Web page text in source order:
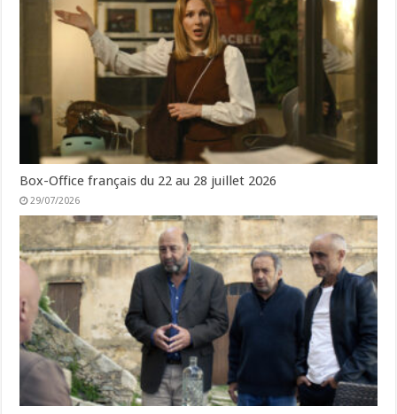
Box-Office français du 22 au 28 juillet 2026
29/07/2026